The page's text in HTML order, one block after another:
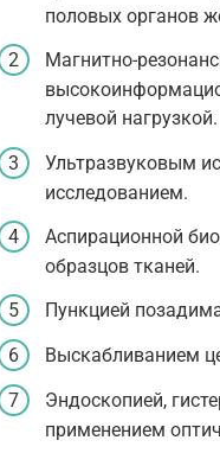
половых органов
Магнитно-
лучевой нагрузкой.
Ультразвуковым
исследованием.
Аспирационной
образцов тканей.
Пункцией
Выскабливанием
Эндоскопией,
применением